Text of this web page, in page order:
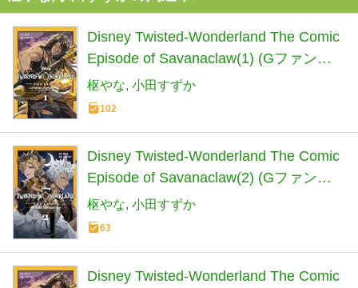
Disney Twisted-Wonderland The Comic
Episode of Savanaclaw(1) (Gファンタ
ジーコミックス)
枢やな 小田すずか
102
Disney Twisted-Wonderland The Comic
Episode of Savanaclaw(2) (Gファンタ
ジーコミックス)
枢やな 小田すずか
63
Disney Twisted-Wonderland The Comic